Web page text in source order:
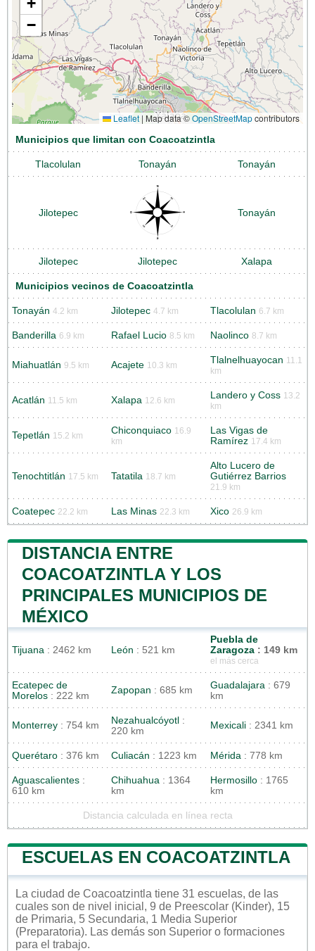
−
Leaflet | Map data ©OpenStreetMapcontributors
Municipios que limitan con Coacoatzintla
Tlacolulan Tonayán Tonayán
Jilotepec Tonayán
Jilotepec Jilotepec Xalapa
Municipios vecinos de Coacoatzintla
Tonayán 4.2 km Jilotepec 4.7 km Tlacolulan 6.7 km
Banderilla 6.9 km Rafael Lucio 8.5 km Naolinco 8.7 km
Miahuatlán 9.5 km Acajete 10.3 km Tlalnelhuayocan 11.1
km
Acatlán 11.5 km Xalapa 12.6 km Landero y Coss 13.2
km
Tepetlán 15.2 km Chiconquiaco 16.9
km
Las Vigas de
Ramírez 17.4 km
Tenochtitlán 17.5 km Tatatila 18.7 km
Alto Lucero de
Gutiérrez Barrios
21.9 km
Coatepec 22.2 km Las Minas 22.3 km Xico 26.9 km
DISTANCIA ENTRE
COACOATZINTLA Y LOS
PRINCIPALES MUNICIPIOS DE
MÉXICO
Tijuana : 2462 km León : 521 km
Puebla de
Zaragoza : 149 km
el más cerca
Ecatepec de
Morelos : 222 km
Zapopan : 685 km Guadalajara : 679
km
Monterrey : 754 km Nezahualcóyotl :
220 km
Mexicali : 2341 km
Querétaro : 376 km Culiacán : 1223 km Mérida : 778 km
Aguascalientes :
610 km
Chihuahua : 1364
km
Hermosillo : 1765
km
Distancia calculada en línea recta
ESCUELAS EN COACOATZINTLA
La ciudad de Coacoatzintla tiene 31 escuelas, de las
cuales son de nivel inicial, 9 de Preescolar (Kinder), 15
de Primaria, 5 Secundaria, 1 Media Superior
(Preparatoria). Las demás son Superior o formaciones
para el trabajo.